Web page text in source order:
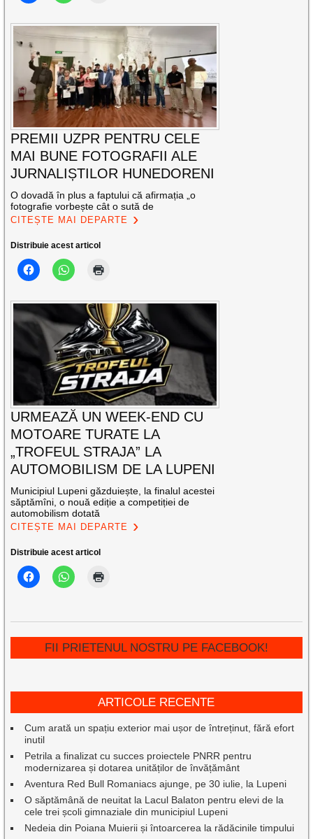
PREMII UZPR PENTRU CELE
MAI BUNE FOTOGRAFII ALE
JURNALIȘTILOR HUNEDORENI
O dovadă în plus a faptului că afirmația „o
fotografie vorbește cât o sută de
CITEȘTE MAI DEPARTE
Distribuie acest articol
URMEAZĂ UN WEEK-END CU
MOTOARE TURATE LA
„TROFEUL STRAJA” LA
AUTOMOBILISM DE LA LUPENI
Municipiul Lupeni găzduiește, la finalul acestei
săptămîni, o nouă ediție a competiției de
automobilism dotată
CITEȘTE MAI DEPARTE
Distribuie acest articol
FII PRIETENUL NOSTRU PE FACEBOOK!
ARTICOLE RECENTE
Cum arată un spațiu exterior mai ușor de întreținut, fără efort
inutil
Petrila a finalizat cu succes proiectele PNRR pentru
modernizarea și dotarea unităților de învățământ
Aventura Red Bull Romaniacs ajunge, pe 30 iulie, la Lupeni
O săptămână de neuitat la Lacul Balaton pentru elevi de la
cele trei școli gimnaziale din municipiul Lupeni
Nedeia din Poiana Muierii și întoarcerea la rădăcinile timpului